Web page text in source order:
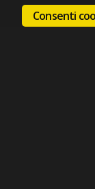
Consenti